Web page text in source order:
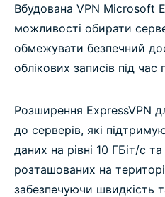
Вбудована VPN Microsoft
можливості обирати
обмежувати безпечний
облікових записів під
Розширення ExpressVPN
до серверів, які
даних на рівні 10 ГБіт/с
розташованих на
забезпечуючи швидкість